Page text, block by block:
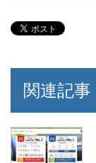
関連記事